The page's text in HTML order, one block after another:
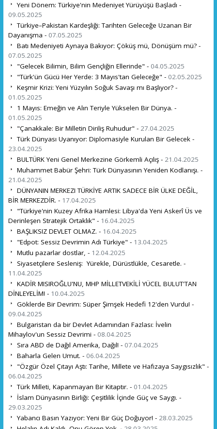
Yeni Dönem: Türkiye'nin Medeniyet Yürüyüşü Başladı -
09.05.2025
Türkiye–Pakistan Kardeşliği: Tarihten Geleceğe Uzanan Bir
Dayanışma - 07.05.2025
Batı Medeniyeti Aynaya Bakıyor: Çöküş mü, Dönüşüm mü? -
07.05.2025
"Gelecek Bilimin, Bilim Gençliğin Ellerinde" - 04.05.2025
"Türk'ün Gücü Her Yerde: 3 Mayıs'tan Geleceğe" - 02.05.2025
Keşmir Krizi: Yeni Yüzyılın Soğuk Savaşı mı Başlıyor? -
01.05.2025
1 Mayıs: Emeğin ve Alın Teriyle Yükselen Bir Dünya. -
01.05.2025
"Çanakkale: Bir Milletin Diriliş Ruhudur" - 27.04.2025
Türk Dünyası Uyanıyor: Diplomasiyle Kurulan Bir Gelecek -
23.04.2025
BULTÜRK Yeni Genel Merkezine Görkemli Açılış - 21.04.2025
Muhammet Babür Şehri: Türk Dünyasının Yeniden Kodlanışı. -
21.04.2025
DÜNYANIN MERKEZI TÜRKİYE ARTIK SADECE BİR ÜLKE DEĞİL,
BİR MERKEZDİR. - 17.04.2025
"Türkiye'nin Kuzey Afrika Hamlesi: Libya'da Yeni Askerî Üs ve
Derinleşen Stratejik Ortaklık" - 16.04.2025
BAŞLIKSIZ DEVLET OLMAZ. - 16.04.2025
"Edpot: Sessiz Devrimin Adı Türkiye" - 13.04.2025
Mutlu pazarlar dostlar, - 12.04.2025
Siyasetçilere Sesleniş: Yürekle, Dürüstlükle, Cesaretle. -
11.04.2025
KADİR MISIROĞLU'NU, MHP MİLLETVEKİLİ YÜCEL BULUT'TAN
DİNLEYELİM! - 10.04.2025
Göklerde Bir Devrim: Süper Şimşek Hedefi 12'den Vurdu! -
09.04.2025
Bulgaristan da bir Devlet Adamından Fazlası: İvelin
Mihaylov'un Sessiz Devrimi - 08.04.2025
Sıra ABD de Dağıl Amerika, Dağıl! - 07.04.2025
Baharla Gelen Umut. - 06.04.2025
"Özgür Özel Çıtayı Aştı: Tarihe, Millete ve Hafızaya Saygısızlık" -
06.04.2025
Türk Milleti, Kapanmayan Bir Kitaptır. - 01.04.2025
İslam Dünyasının Birliği: Çeşitlilik İçinde Güç ve Saygı. -
29.03.2025
Yabancı Basın Yazıyor: Yeni Bir Güç Doğuyor! - 28.03.2025